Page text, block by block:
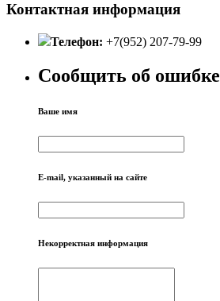
Контактная информация
Телефон: +7(952) 207-79-99
Сообщить об ошибке
Ваше имя
E-mail, указанный на сайте
Некорректная информация